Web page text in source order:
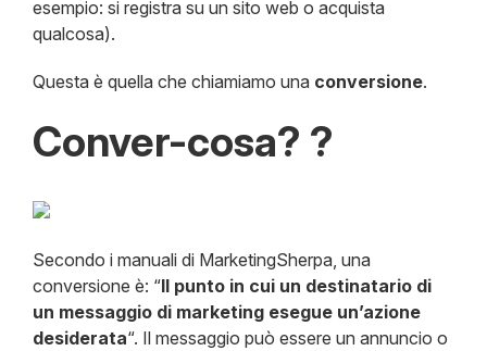
esempio: si registra su un sito web o acquista
qualcosa).
Questa è quella che chiamiamo una conversione.
Conver-cosa? ?
Secondo i manuali di MarketingSherpa, una
conversione è: “Il punto in cui un destinatario di
un messaggio di marketing esegue un’azione
desiderata“. Il messaggio può essere un annuncio o